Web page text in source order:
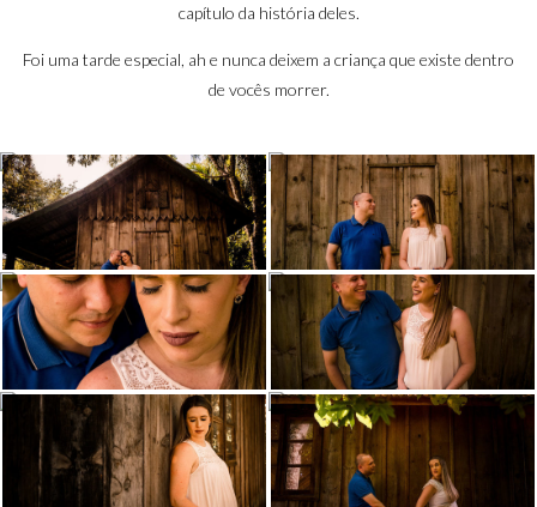
capítulo da história deles.
Foi uma tarde especial, ah e nunca deixem a criança que existe dentro
de vocês morrer.